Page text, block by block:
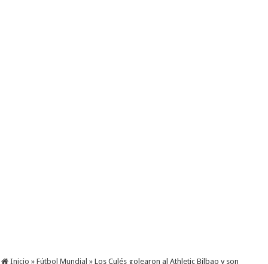
Inicio » Fútbol Mundial » Los Culés golearon al Athletic Bilbao y son